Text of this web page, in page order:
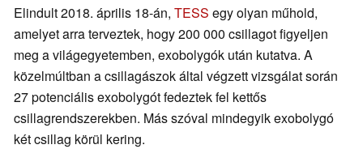
Elindult 2018. április 18-án, TESS egy olyan műhold,
amelyet arra terveztek, hogy 200 000 csillagot figyeljen
meg a világegyetemben, exobolygók után kutatva. A
közelmúltban a csillagászok által végzett vizsgálat során
27 potenciális exobolygót fedeztek fel kettős
csillagrendszerekben. Más szóval mindegyik exobolygó
két csillag körül kering.